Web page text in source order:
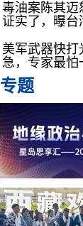
毒油案陈其迈
证实了，曝台
美军武器快打
急，专家最怕
专题